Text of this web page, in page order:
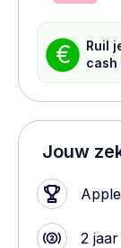
€
Ruil
Jouw
2